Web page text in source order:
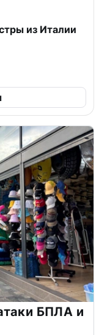
из Италии
БПЛА и